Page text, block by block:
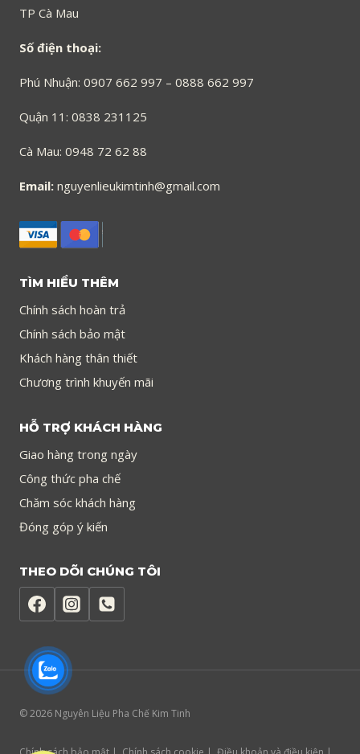
TP Cà Mau
Số điện thoại:
Phú Nhuận: 0907 662 997 – 0888 662 997
Quận 11: 0838 231125
Cà Mau: 0948 72 62 88
Email: nguyenlieukimtinh@gmail.com
TÌM HIỂU THÊM
Chính sách hoàn trả
Chính sách bảo mật
Khách hàng thân thiết
Chương trình khuyến mãi
HỖ TRỢ KHÁCH HÀNG
Giao hàng trong ngày
Công thức pha chế
Chăm sóc khách hàng
Đóng góp ý kiến
THEO DÕI CHÚNG TÔI
© 2026 Nguyên Liệu Pha Chế Kim Tinh